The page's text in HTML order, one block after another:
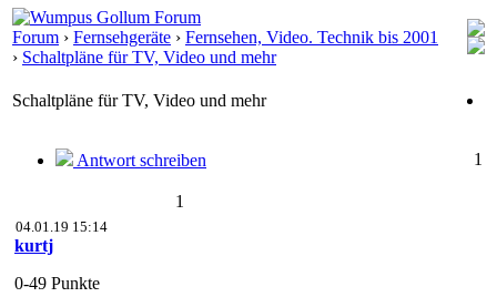
Forum › Fernsehgeräte › Fernsehen, Video. Technik bis 2001
› Schaltpläne für TV, Video und mehr
Schaltpläne für TV, Video und mehr
Antwort schreiben 1
1
04.01.19 15:14
kurtj
0-49 Punkte